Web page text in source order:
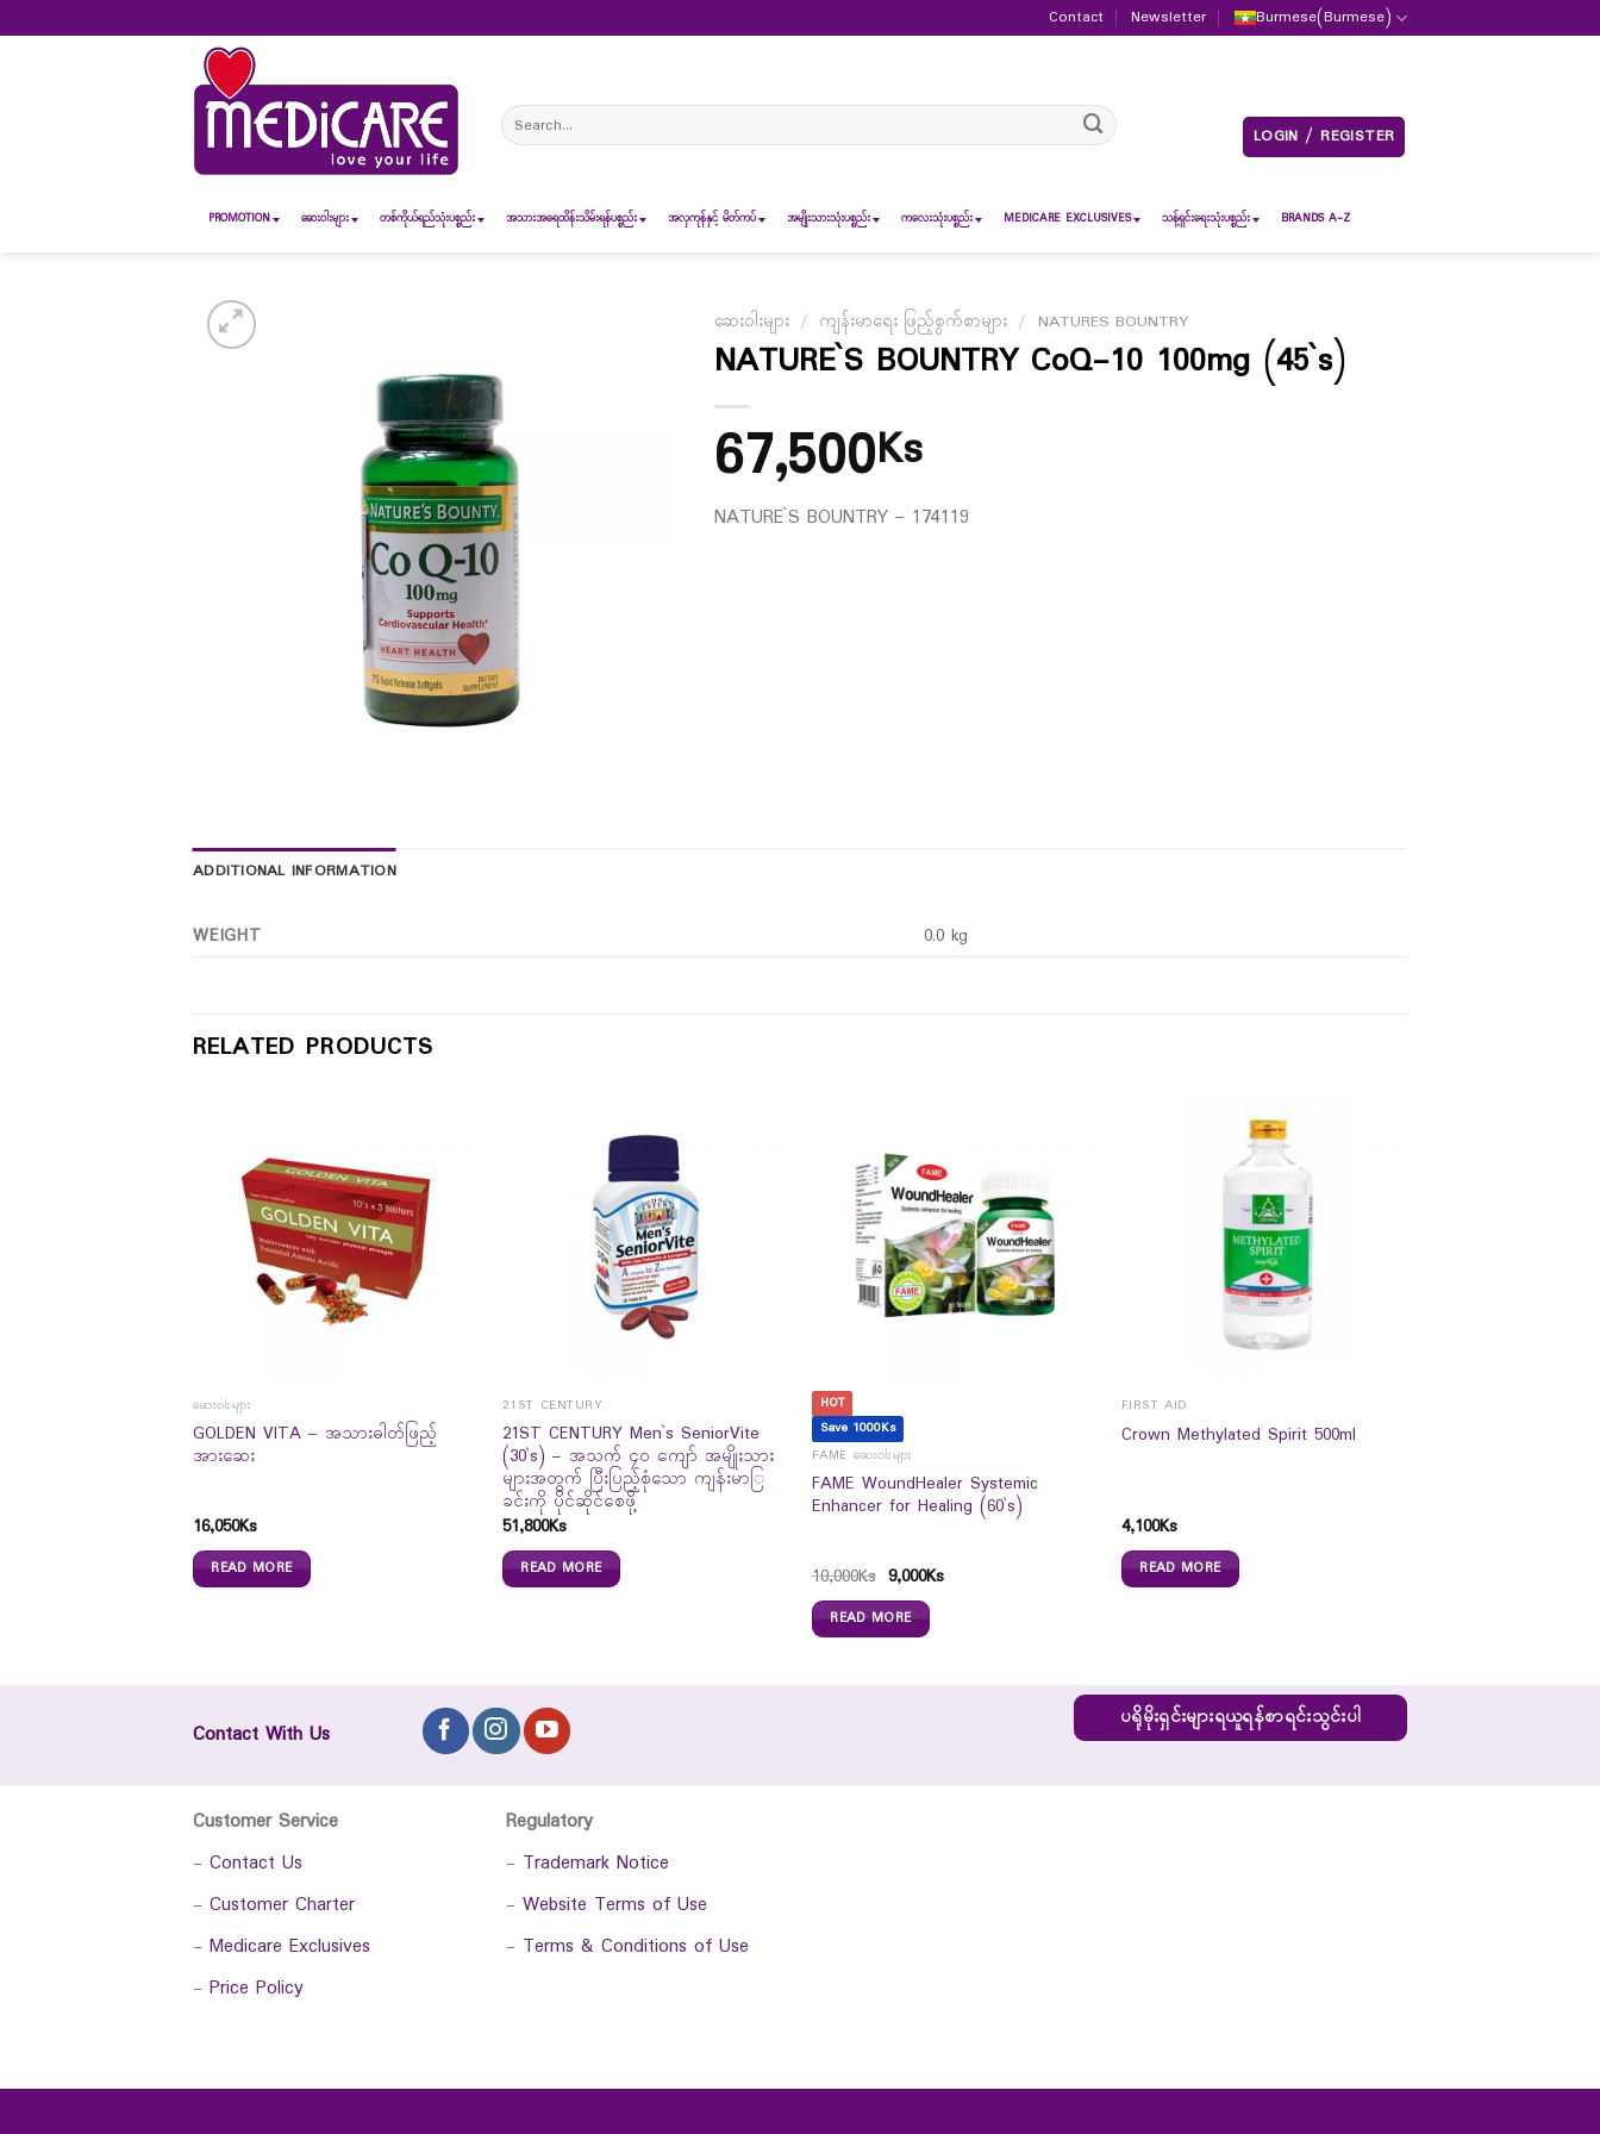
to
Contact Newsletter Burmese(Burmese)
Search
for:
LOGIN / REGISTER
PROMOTION ဆေး၀ါးများ တစ်ကိုယ်ရည်သုံးပစ္စည်း အသားအရေထိန်းသိမ်းရန်ပစ္စည်း အလှကုန်နှင့် မိတ်ကပ် အမျိုးသားသုံးပစ္စည်း ကလေးသုံးပစ္စည်း MEDICARE EXCLUSIVES သန့်ရှင်းရေးသုံးပစ္စည်း BRANDS A-Z
ဆေးဝါးများ / ကျန်းမာရေး ဖြည့်စွက်စာများ / NATURES BOUNTRY
NATURE`S BOUNTRY CoQ-10 100mg (45`s)
67,500Ks
NATURE`S BOUNTRY – 174119
ADDITIONAL INFORMATION
WEIGHT 0.0 kg
RELATED PRODUCTS
ဆေးဝါးများ
GOLDEN VITA – အသားဓါတ်ဖြည့်
အားဆေး
16,050Ks
READ MORE
21ST CENTURY
21ST CENTURY Men`s SeniorVite
(30`s) – အသက် ၄၀ ကျော် အမျိုးသား
များအတွက် ပြီးပြည့်စုံသော ကျန်းမာြ
ခင်းကို ပိုင်ဆိုင်စေဖို့
51,800Ks
READ MORE
HOT
Save 1000Ks
FAME ဆေးဝါးများ
FAME WoundHealer Systemic
Enhancer for Healing (60`s)
10,000Ks 9,000Ks
READ MORE
FIRST AID
Crown Methylated Spirit 500ml
4,100Ks
READ MORE
Contact With Us
ပရိုမိုးရှင်းများရယူရန်စာရင်းသွင်းပါ
Customer Service
- Contact Us
- Customer Charter
- Medicare Exclusives
- Price Policy
Regulatory
- Trademark Notice
- Website Terms of Use
- Terms & Conditions of Use